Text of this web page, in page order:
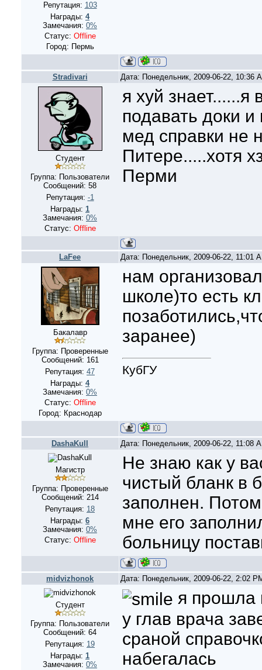
Репутация: 103
Награды: 4
Замечания: 0%
Статус: Offline
Город: Пермь
Stradivari Дата: Понедельник, 2009-06-22, 10:36
Студент
Группа: Пользователи
Сообщений: 58
Репутация: -1
Награды: 1
Замечания: 0%
Статус: Offline
я хуй знает......я
подавать доки и
мед справки не
Питере.....хотя
Перми
LaFee Дата: Понедельник, 2009-06-22, 11:01
Бакалавр
Группа: Проверенные
Сообщений: 161
Репутация: 47
Награды: 4
Замечания: 0%
Статус: Offline
Город: Краснодар
нам
школе)то есть
заранее)
КубГУ
DashaKull Дата: Понедельник, 2009-06-22, 11:08
Магистр
Группа: Проверенные
Сообщений: 214
Репутация: 18
Награды: 6
Замечания: 0%
Статус: Offline
Не знаю как у
чистый бланк в
заполнен.
мне его
больницу
midvizhonok Дата: Понедельник, 2009-06-22, 2:02
Студент
Группа: Пользователи
Сообщений: 64
Репутация: 19
Награды: 1
Замечания: 0%
я прошла
у глав врача
сраной
набегалась